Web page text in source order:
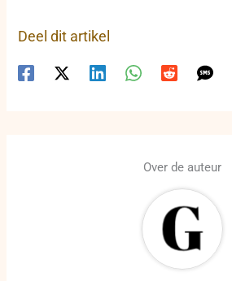
Deel dit artikel
Over de auteur